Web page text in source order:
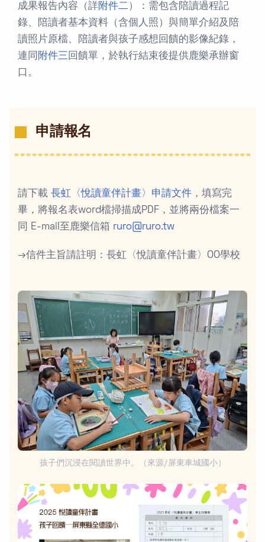
成果報告內容（詳附件二 ）：需包含陪讀過程記
錄、陪讀者基本資料（含個人照）與簡單介紹及陪
讀照片原檔、陪讀者與孩子感想回饋的影像紀錄，
連同 附件三回饋單，於執行結束後提供鹿樂承辦窗
口。
申請報名
請下載 長虹〈悅讀童伴計畫〉申請文件 ，填寫完
畢，將報名表word檔掃描成PDF，並將兩份檔案一
同 E-mail至鹿樂信箱 ruro@ruro.tw
→信件主旨請註明：長虹〈悅讀童伴計畫〉OO學校
孩子們沉浸在閱讀世界中。（來源/屏東車城國小）